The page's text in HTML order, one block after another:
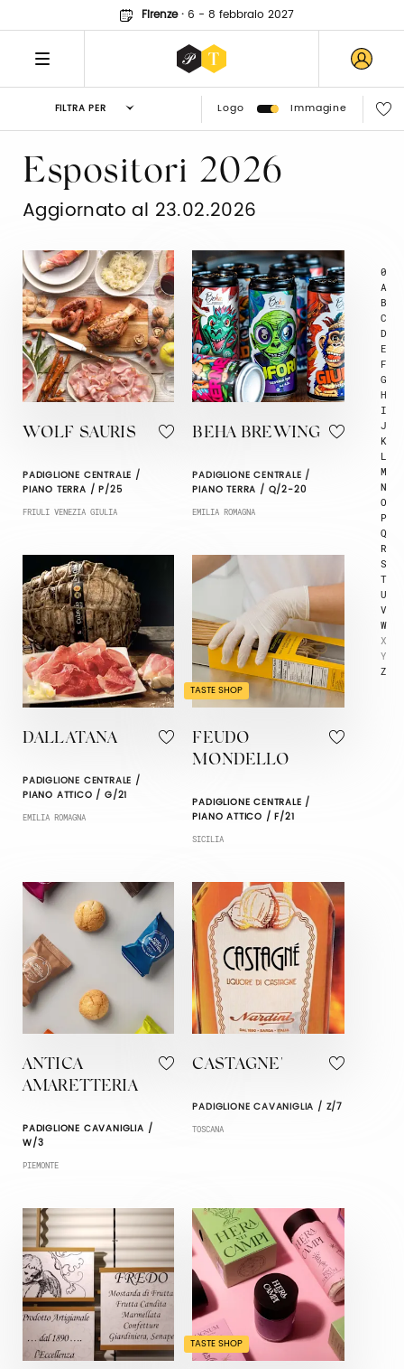
Firenze· 6 - 8 febbraio 2027
FILTRA PER Logo Immagine
0
A
B
C
D
E
F
G
H
I
J
K
L
M
N
O
P
Q
R
S
T
U
V
W
X
Y
Z
Espositori 2026
Aggiornato al 23.02.2026
WOLF SAURIS
PADIGLIONE CENTRALE /
PIANO TERRA / P/25
FRIULI VENEZIA GIULIA
BEHA BREWING
PADIGLIONE CENTRALE /
PIANO TERRA / Q/2-20
EMILIA ROMAGNA
DALLATANA
PADIGLIONE CENTRALE /
PIANO ATTICO / G/21
EMILIA ROMAGNA
TASTE SHOP
FEUDO
MONDELLO
PADIGLIONE CENTRALE /
PIANO ATTICO / F/21
SICILIA
ANTICA
AMARETTERIA
PADIGLIONE CAVANIGLIA /
W/3
PIEMONTE
CASTAGNE'
PADIGLIONE CAVANIGLIA / Z/7
TOSCANA
TASTE SHOP